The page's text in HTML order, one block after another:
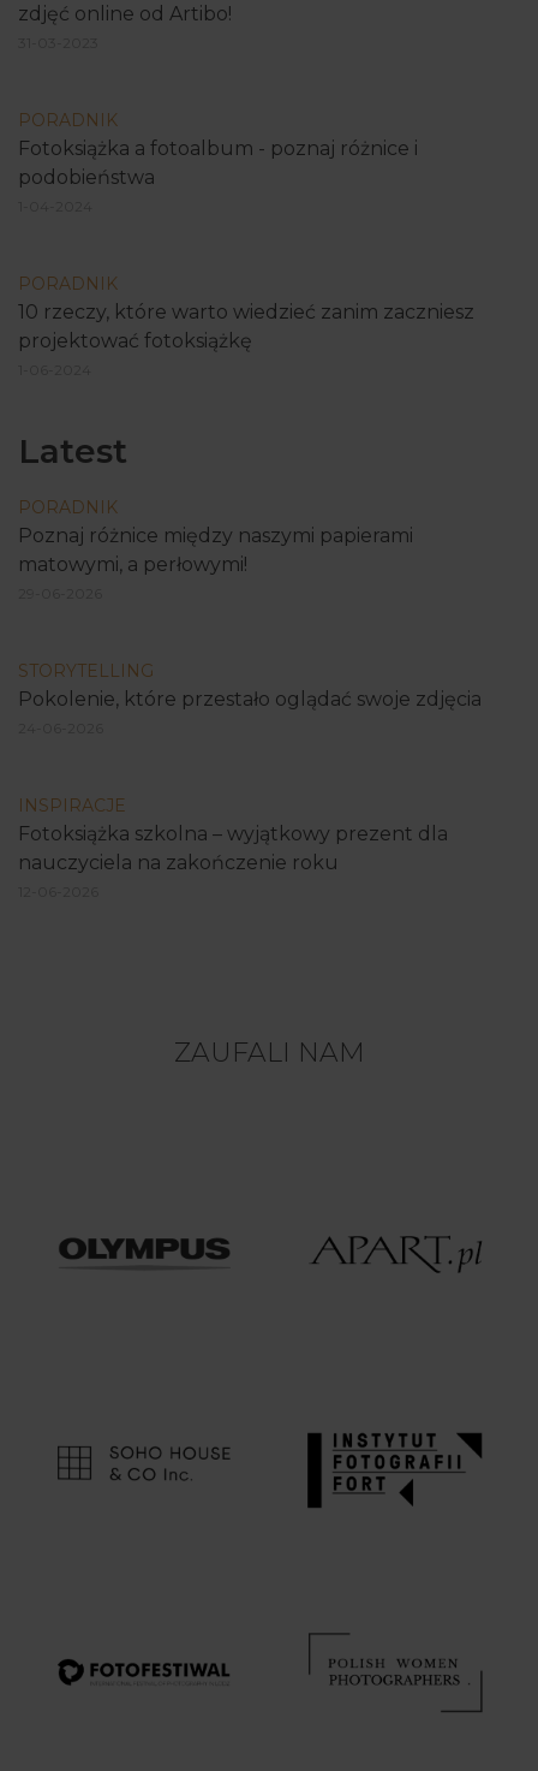
zdjęć online od Artibo!
PORADNIK
Fotoksiążka a fotoalbum - poznaj różnice i
podobieństwa
PORADNIK
10 rzeczy, które warto wiedzieć zanim zaczniesz
projektować fotoksiążkę
Latest
PORADNIK
Poznaj różnice między naszymi papierami
matowymi, a perłowymi!
STORYTELLING
Pokolenie, które przestało oglądać swoje zdjęcia
INSPIRACJE
Fotoksiążka szkolna – wyjątkowy prezent dla
nauczyciela na zakończenie roku
ZAUFALI NAM